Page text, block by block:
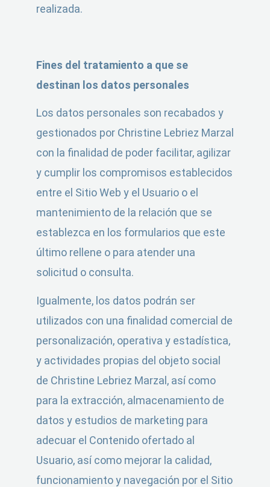
realizada.
Fines del tratamiento a que se
destinan los datos personales
Los datos personales son recabados y
gestionados por Christine Lebriez Marzal
con la finalidad de poder facilitar, agilizar
y cumplir los compromisos establecidos
entre el Sitio Web y el Usuario o el
mantenimiento de la relación que se
establezca en los formularios que este
último rellene o para atender una
solicitud o consulta.
Igualmente, los datos podrán ser
utilizados con una finalidad comercial de
personalización, operativa y estadística,
y actividades propias del objeto social
de Christine Lebriez Marzal, así como
para la extracción, almacenamiento de
datos y estudios de marketing para
adecuar el Contenido ofertado al
Usuario, así como mejorar la calidad,
funcionamiento y navegación por el Sitio